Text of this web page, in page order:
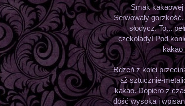
Smak kakaowej
Serwowały
słodycz. To...
czekolady! Pod
kakao
Rdzeń z kolei
aż sztucznie-
kakao. Dopiero z
dość wysoka i